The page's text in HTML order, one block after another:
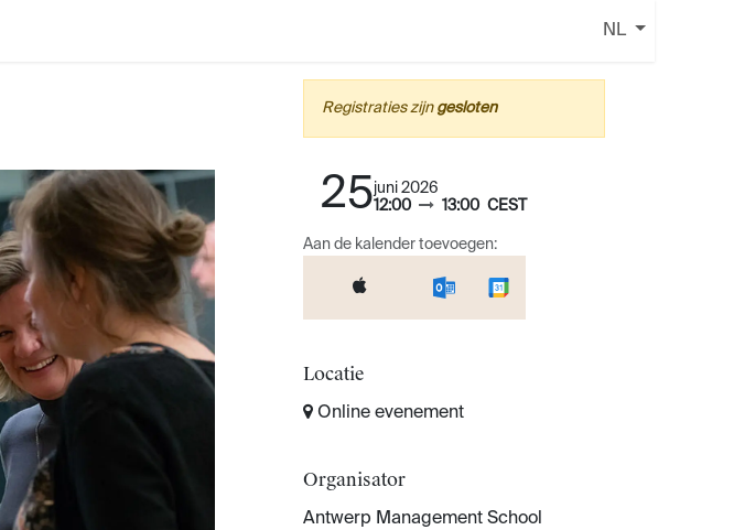
NL
Registraties zijn gesloten
25juni 2026
12:00
13:00 CEST
Aan de kalender toevoegen:
Locatie
Online evenement
Organisator
Antwerp Management School